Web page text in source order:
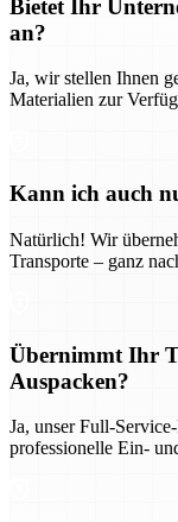
Bietet Ihr
an?
Ja, wir stellen Ihnen
Materialien zur
Kann ich auch
Natürlich! Wir
Transporte – ganz
Übernimmt Ihr
Auspacken?
Ja, unser Full-
professionelle Ein-